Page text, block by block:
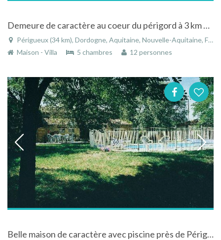
Demeure de caractère au coeur du périgord à 3 km de Périgueux
Périgueux (34 km), Dordogne, Aquitaine, Nouvelle-Aquitaine, France
Maison - Villa
5 chambres 12 personnes
Belle maison de caractère avec piscine près de Périgueux en Dordogne en Aquitaine